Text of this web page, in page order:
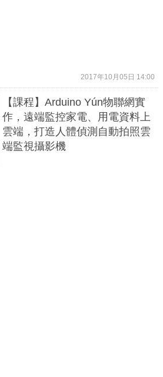
2017年10月05日 14:00
【課程】Arduino Yún物聯網實
作，遠端監控家電、用電資料上
雲端，打造人體偵測自動拍照雲
端監視攝影機